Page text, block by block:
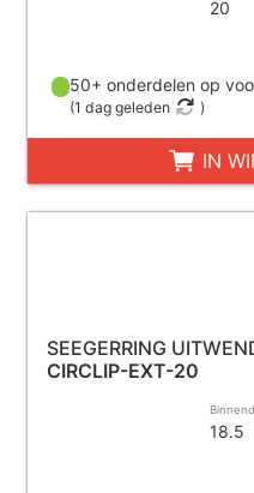
20
50+ onderdelen op
(1 dag geleden )
IN
SEEGERRING
CIRCLIP-EXT-20
18.5